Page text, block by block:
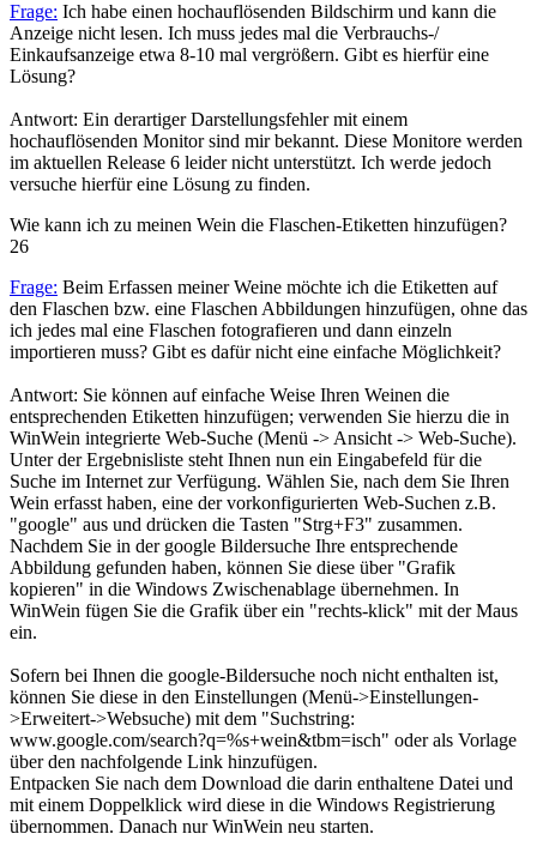
Frage: Ich habe einen hochauflösenden Bildschirm und kann die
Anzeige nicht lesen. Ich muss jedes mal die Verbrauchs-/
Einkaufsanzeige etwa 8-10 mal vergrößern. Gibt es hierfür eine
Lösung?
Antwort: Ein derartiger Darstellungsfehler mit einem
hochauflösenden Monitor sind mir bekannt. Diese Monitore werden
im aktuellen Release 6 leider nicht unterstützt. Ich werde jedoch
versuche hierfür eine Lösung zu finden.
Wie kann ich zu meinen Wein die Flaschen-Etiketten hinzufügen?
26
Frage: Beim Erfassen meiner Weine möchte ich die Etiketten auf
den Flaschen bzw. eine Flaschen Abbildungen hinzufügen, ohne das
ich jedes mal eine Flaschen fotografieren und dann einzeln
importieren muss? Gibt es dafür nicht eine einfache Möglichkeit?
Antwort: Sie können auf einfache Weise Ihren Weinen die
entsprechenden Etiketten hinzufügen; verwenden Sie hierzu die in
WinWein integrierte Web-Suche (Menü -> Ansicht -> Web-Suche).
Unter der Ergebnisliste steht Ihnen nun ein Eingabefeld für die
Suche im Internet zur Verfügung. Wählen Sie, nach dem Sie Ihren
Wein erfasst haben, eine der vorkonfigurierten Web-Suchen z.B.
"google" aus und drücken die Tasten "Strg+F3" zusammen.
Nachdem Sie in der google Bildersuche Ihre entsprechende
Abbildung gefunden haben, können Sie diese über "Grafik
kopieren" in die Windows Zwischenablage übernehmen. In
WinWein fügen Sie die Grafik über ein "rechts-klick" mit der Maus
ein.
Sofern bei Ihnen die google-Bildersuche noch nicht enthalten ist,
können Sie diese in den Einstellungen (Menü->Einstellungen-
>Erweitert->Websuche) mit dem "Suchstring:
www.google.com/search?q=%s+wein&tbm=isch" oder als Vorlage
über den nachfolgende Link hinzufügen.
Entpacken Sie nach dem Download die darin enthaltene Datei und
mit einem Doppelklick wird diese in die Windows Registrierung
übernommen. Danach nur WinWein neu starten.